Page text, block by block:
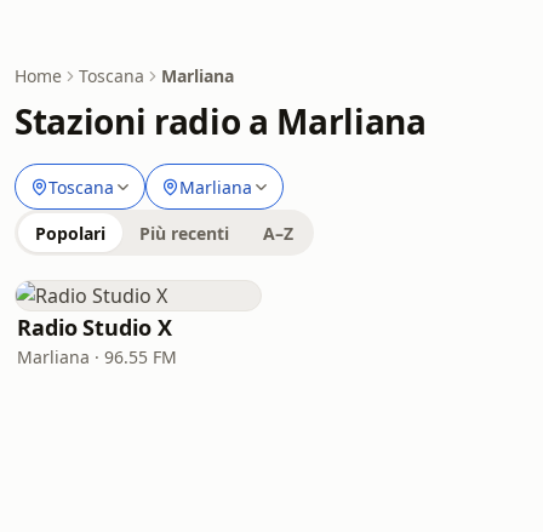
Home Toscana Marliana
Stazioni radio a Marliana
Toscana Marliana
Popolari Più recenti A–Z
Radio Studio X
Marliana · 96.55 FM